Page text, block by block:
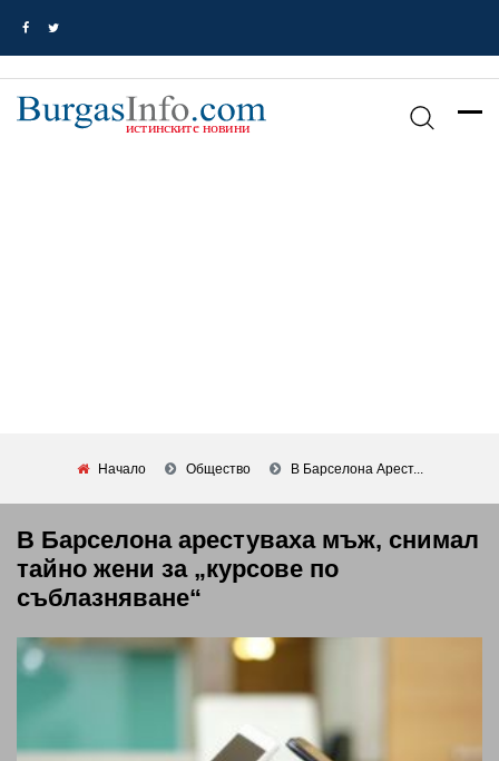
Начало Общество В Барселона Арест...
В Барселона арестуваха мъж, снимал
тайно жени за „курсове по
съблазняване“